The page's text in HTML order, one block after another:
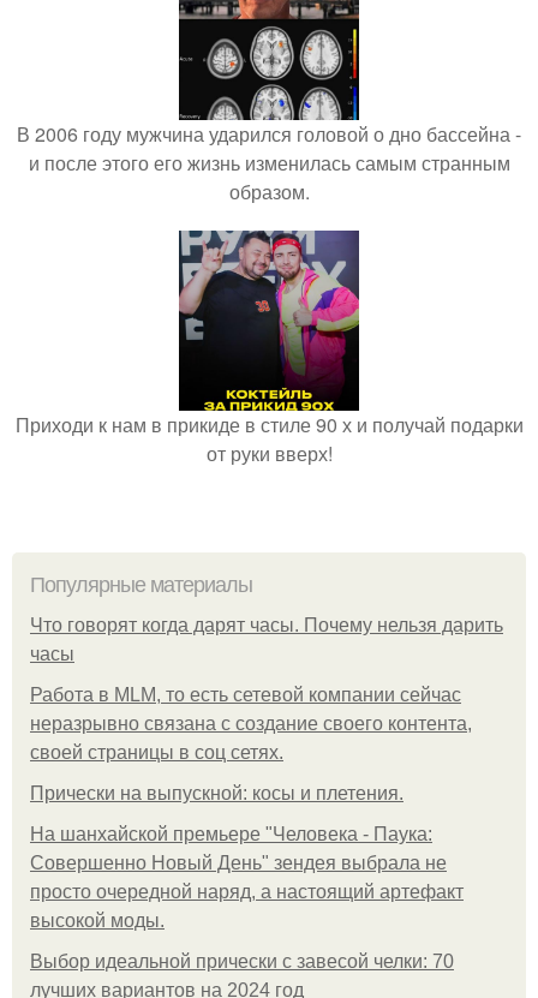
В 2006 году мужчина ударился головой о дно бассейна -
и после этого его жизнь изменилась самым странным
образом.
Приходи к нам в прикиде в стиле 90 х и получай подарки
от руки вверх!
Популярные материалы
Что говорят когда дарят часы. Почему нельзя дарить
часы
Работа в MLM, то есть сетевой компании сейчас
неразрывно связана с создание своего контента,
своей страницы в соц сетях.
Прически на выпускной: косы и плетения.
На шанхайской премьере "Человека - Паука:
Совершенно Новый День" зендея выбрала не
просто очередной наряд, а настоящий артефакт
высокой моды.
Выбор идеальной прически с завесой челки: 70
лучших вариантов на 2024 год